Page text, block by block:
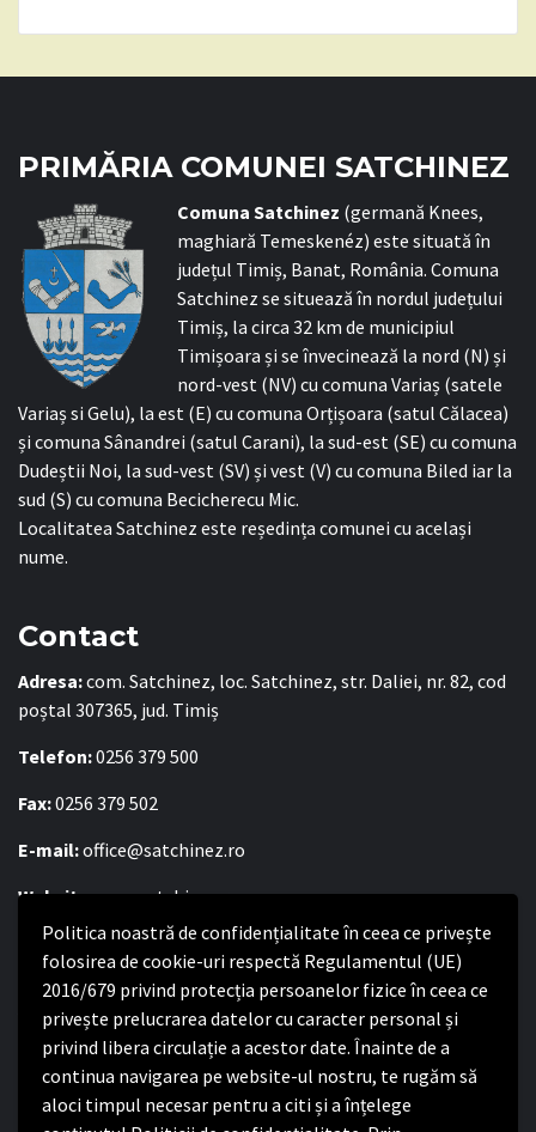
Politica noastră de confidențialitate în ceea ce privește
folosirea de cookie-uri respectă Regulamentul (UE)
2016/679 privind protecția persoanelor fizice în ceea ce
privește prelucrarea datelor cu caracter personal și
privind libera circulație a acestor date. Înainte de a
continua navigarea pe website-ul nostru, te rugăm să
aloci timpul necesar pentru a citi și a înțelege
PRIMĂRIA COMUNEI SATCHINEZ
Comuna Satchinez (germană Knees,
maghiară Temeskenéz) este situată în
județul Timiș, Banat, România. Comuna
Satchinez se situează în nordul județului
Timiș, la circa 32 km de municipiul
Timișoara și se învecinează la nord (N) și
nord-vest (NV) cu comuna Variaș (satele
Variaș si Gelu), la est (E) cu comuna Orțișoara (satul Călacea)
și comuna Sânandrei (satul Carani), la sud-est (SE) cu comuna
Dudeștii Noi, la sud-vest (SV) și vest (V) cu comuna Biled iar la
sud (S) cu comuna Becicherecu Mic.
Localitatea Satchinez este reședința comunei cu același
nume.
Contact
Adresa:com. Satchinez, loc. Satchinez, str. Daliei, nr. 82, cod
poștal 307365, jud. Timiș
Telefon:0256 379 500
Fax:0256 379 502
E-mail:office@satchinez.ro
Website:www.satchinez.ro
Program cu publicul:
Luni – Joi:8:00-16:30
Vineri:8:00 – 14:00
Politica de confidențialitate